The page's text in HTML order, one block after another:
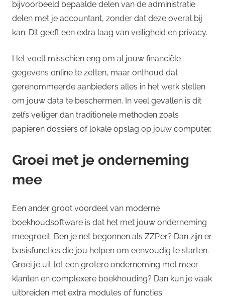
bijvoorbeeld bepaalde delen van de administratie
delen met je accountant, zonder dat deze overal bij
kan. Dit geeft een extra laag van veiligheid en privacy.
Het voelt misschien eng om al jouw financiële
gegevens online te zetten, maar onthoud dat
gerenommeerde aanbieders alles in het werk stellen
om jouw data te beschermen. In veel gevallen is dit
zelfs veiliger dan traditionele methoden zoals
papieren dossiers of lokale opslag op jouw computer.
Groei met je onderneming
mee
Een ander groot voordeel van moderne
boekhoudsoftware is dat het met jouw onderneming
meegroeit. Ben je net begonnen als ZZP’er? Dan zijn er
basisfuncties die jou helpen om eenvoudig te starten.
Groei je uit tot een grotere onderneming met meer
klanten en complexere boekhouding? Dan kun je vaak
uitbreiden met extra modules of functies.